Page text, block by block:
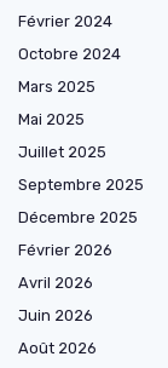
Février 2024
Octobre 2024
Mars 2025
Mai 2025
Juillet 2025
Septembre 2025
Décembre 2025
Février 2026
Avril 2026
Juin 2026
Août 2026